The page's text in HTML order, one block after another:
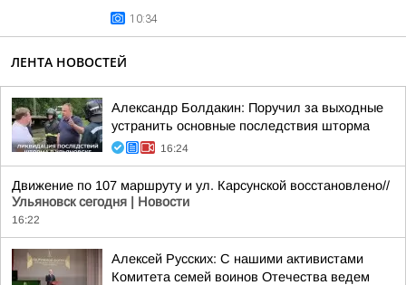
10:34
ЛЕНТА НОВОСТЕЙ
Александр Болдакин: Поручил за выходные
устранить основные последствия шторма
16:24
Движение по 107 маршруту и ул. Карсунской восстановлено//
Ульяновск сегодня | Новости
16:22
Алексей Русских: С нашими активистами
Комитета семей воинов Отечества ведем